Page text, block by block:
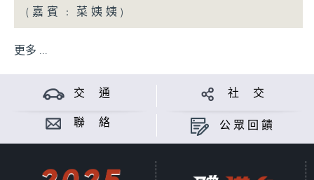
(嘉賓﹕菜姨姨)
更多 ...
交 通 社 交
聯 絡 公眾回饋